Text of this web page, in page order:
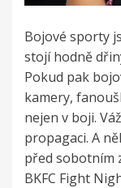
Bojové sporty
stojí hodně
Pokud pak
kamery,
nejen v boji.
propagaci. A
před sobotním
BKFC Fight